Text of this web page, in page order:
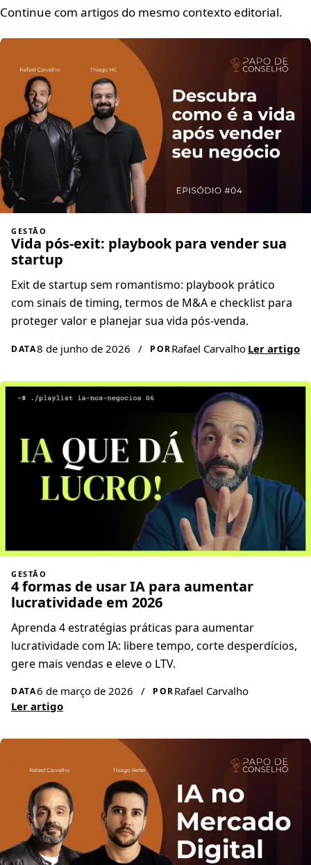
Continue com artigos do mesmo contexto editorial.
GESTÃO
Vida pós-exit: playbook para vender sua
startup
Exit de startup sem romantismo: playbook prático
com sinais de timing, termos de M&A e checklist para
proteger valor e planejar sua vida pós-venda.
DATA8 de junho de 2026 / PORRafael Carvalho Ler artigo
GESTÃO
4 formas de usar IA para aumentar
lucratividade em 2026
Aprenda 4 estratégias práticas para aumentar
lucratividade com IA: libere tempo, corte desperdícios,
gere mais vendas e eleve o LTV.
DATA6 de março de 2026 / PORRafael Carvalho
Ler artigo